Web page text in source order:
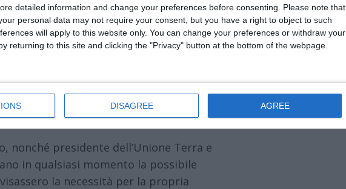
detailed information and change your preferences before consenting.
Please note that
personal data may not require your consent, but you have a right to object to such
will apply to this website only. You can change your preferences or withdraw your
returning to this site and clicking the "Privacy" button at the bottom of the webpage.
DISAGREE AGREE
Andrea Zamboni e Marco Fabbri
Zamboni, insieme aMarco Fabbridi
ma tirati in ballo da Pezzolato –
del personale comandato a Jolanda.
nonché presidente dell’Unione Terra e
in qualsiasi momento la possibile
la necessità per la propria